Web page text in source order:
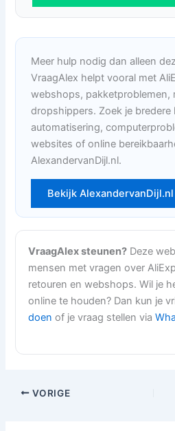
Meer hulp nodig dan alleen
VraagAlex helpt vooral met
webshops, pakketproblemen,
dropshippers. Zoek je bredere
automatisering,
websites of online
AlexandervanDijl.nl.
Bekijk AlexandervanDijl.nl
VraagAlex steunen? Deze
mensen met vragen over
retouren en webshops. Wil je
online te houden? Dan kun je
doen of je vraag stellen via
VORIGE